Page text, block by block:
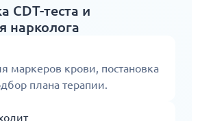
CDT-теста и
нарколога
маркеров крови, постановка
плана терапии.